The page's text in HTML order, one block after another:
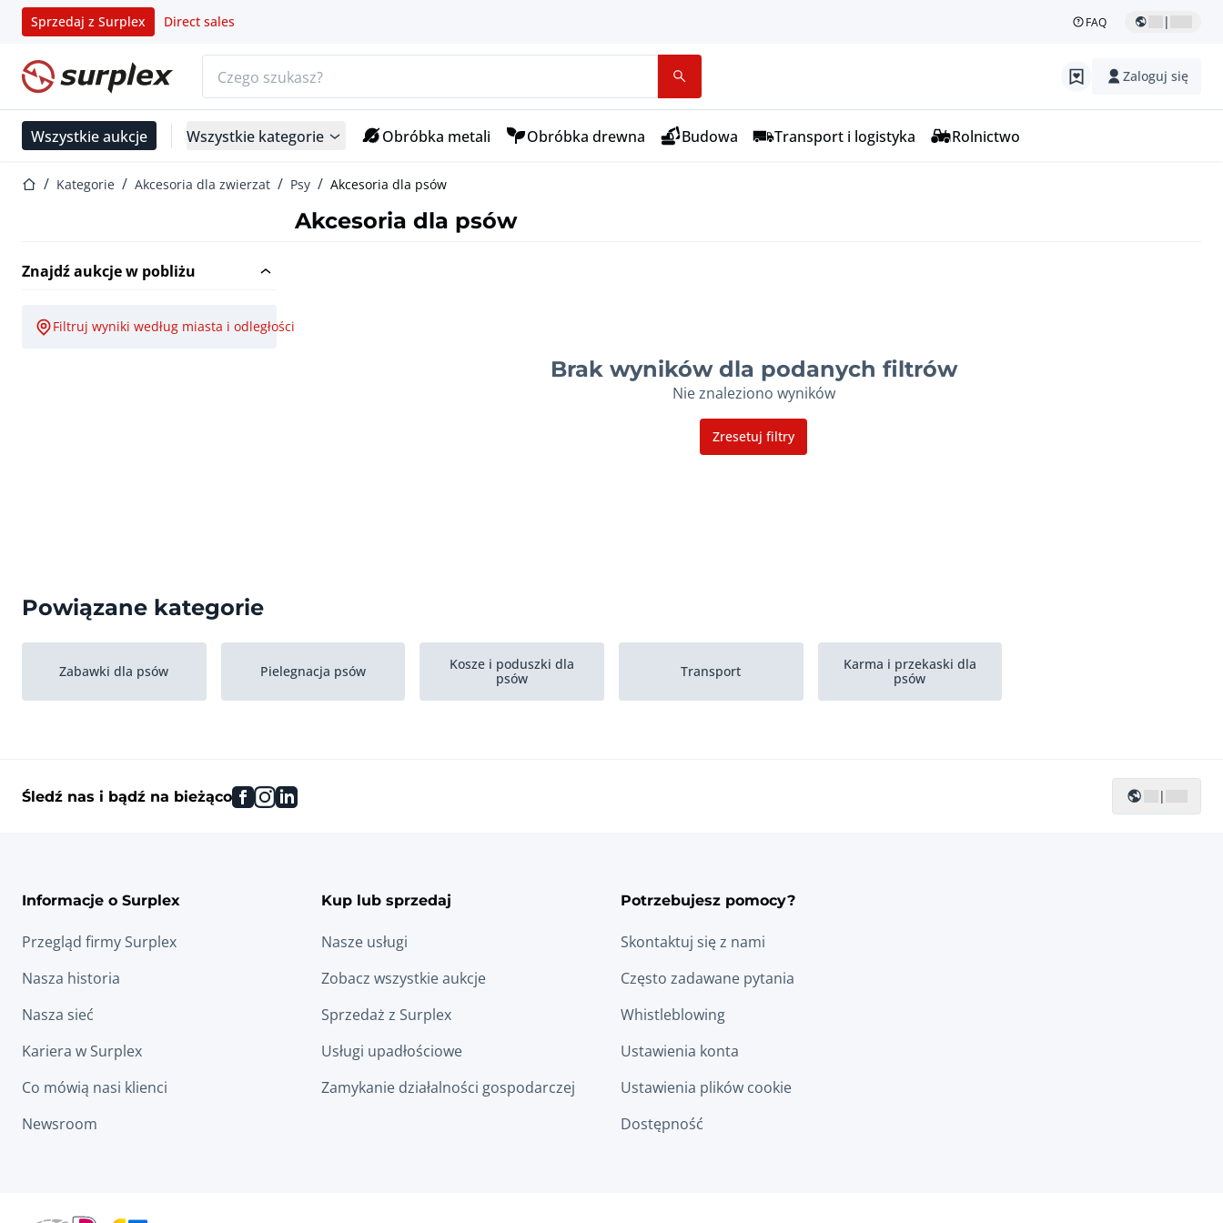
Sprzedaj z Surplex Direct sales FAQ |
Strona główna Zaloguj się
Wszystkie aukcje Wszystkie kategorie Obróbka metali Obróbka drewna Budowa Transport i logistyka Rolnictwo
Strona główna
Kategorie Akcesoria dla zwierzat Psy Akcesoria dla psów
Akcesoria dla psów
Znajdź aukcje w pobliżu
Filtruj wyniki według miasta i odległości
Brak wyników dla podanych filtrów
Nie znaleziono wyników
Zresetuj filtry
Powiązane kategorie
Zabawki dla psów Pielegnacja psów
Kosze i poduszki dla
psów
Transport
Karma i przekaski dla
psów
Śledź nas i bądź na bieżąco facebook
instagram
linkedin |
Informacje o Surplex
Przegląd firmy Surplex
Nasza historia
Nasza sieć
Kariera w Surplex
Co mówią nasi klienci
Newsroom
Kup lub sprzedaj
Nasze usługi
Zobacz wszystkie aukcje
Sprzedaż z Surplex
Usługi upadłościowe
Zamykanie działalności gospodarczej
Potrzebujesz pomocy?
Skontaktuj się z nami
Często zadawane pytania
Whistleblowing
Ustawienia konta
Ustawienia plików cookie
Dostępność